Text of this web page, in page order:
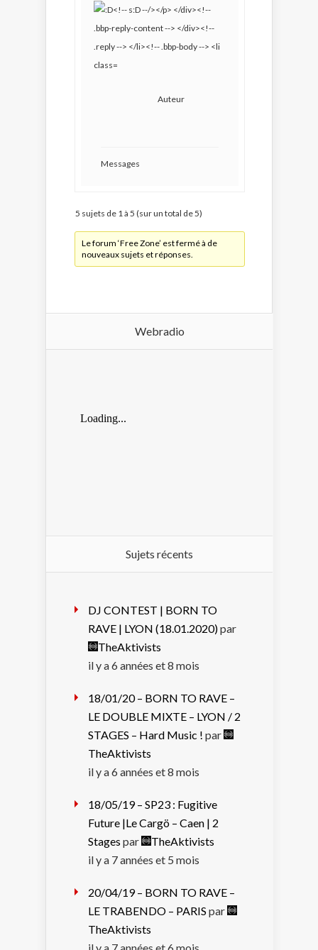
Auteur
Messages
5 sujets de 1 à 5 (sur un total de 5)
Le forum ‘Free Zone’ est fermé à de
nouveaux sujets et réponses.
Webradio
Sujets récents
DJ CONTEST | BORN TO
RAVE | LYON (18.01.2020)par
TheAktivists
il y a 6 années et 8 mois
18/01/20 – BORN TO RAVE –
LE DOUBLE MIXTE – LYON / 2
STAGES – Hard Music ! par
TheAktivists
il y a 6 années et 8 mois
18/05/19 – SP23 : Fugitive
Future |Le Cargö – Caen | 2
Stages par
TheAktivists
il y a 7 années et 5 mois
20/04/19 – BORN TO RAVE –
LE TRABENDO – PARIS par
TheAktivists
il y a 7 années et 6 mois